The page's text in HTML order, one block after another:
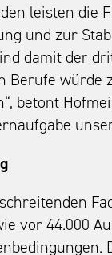
leisten die
und zur
damit der
Berufe
betont
vor 44.000